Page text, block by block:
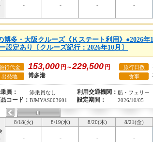
- - - -
多・大阪クルーズ《Ｋステート利用》●2026年
定あり〔クルーズ紀行：2026年10月〕
行代金 153,000 円～229,500 円 旅行日数
出発地 博多港 食事
員： 添乗員なし 利用交通機関： 船・フェリー
コード： BJMYAS003601 設定期間： 2026/10/05
8/18(火) 8/19(水) 8/20(木) 8/21(金)
- - - -